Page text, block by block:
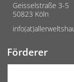
Geisselstraße 3-5
50823 Köln
Förderer